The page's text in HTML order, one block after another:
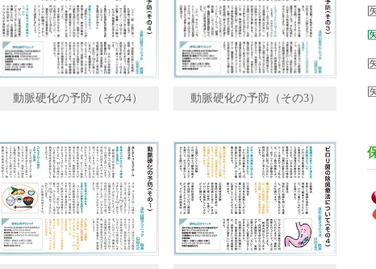
動脈硬化の予防（その4） 動脈硬化の予防（その3）